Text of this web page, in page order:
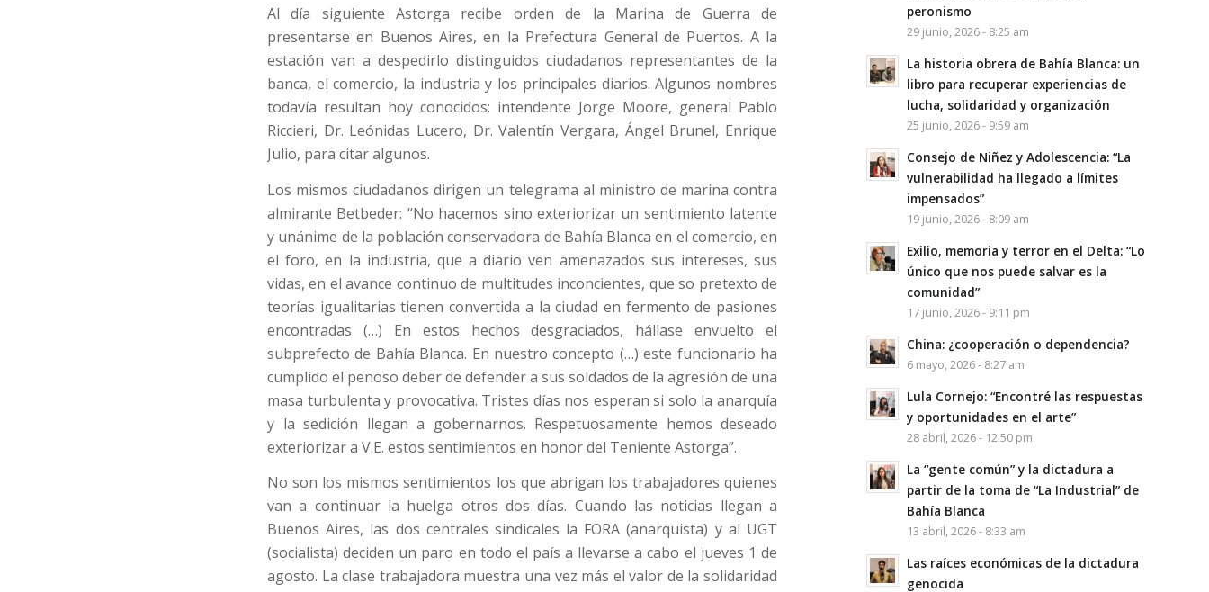
Al día siguiente Astorga recibe orden de la Marina de Guerra de
presentarse en Buenos Aires, en la Prefectura General de Puertos. A la
estación van a despedirlo distinguidos ciudadanos representantes de la
banca, el comercio, la industria y los principales diarios. Algunos nombres
todavía resultan hoy conocidos: intendente Jorge Moore, general Pablo
Riccieri, Dr. Leónidas Lucero, Dr. Valentín Vergara, Ángel Brunel, Enrique
Julio, para citar algunos.
Los mismos ciudadanos dirigen un telegrama al ministro de marina contra
almirante Betbeder: “No hacemos sino exteriorizar un sentimiento latente
y unánime de la población conservadora de Bahía Blanca en el comercio, en
el foro, en la industria, que a diario ven amenazados sus intereses, sus
vidas, en el avance continuo de multitudes inconcientes, que so pretexto de
teorías igualitarias tienen convertida a la ciudad en fermento de pasiones
encontradas (…) En estos hechos desgraciados, hállase envuelto el
subprefecto de Bahía Blanca. En nuestro concepto (…) este funcionario ha
cumplido el penoso deber de defender a sus soldados de la agresión de una
masa turbulenta y provocativa. Tristes días nos esperan si solo la anarquía
y la sedición llegan a gobernarnos. Respetuosamente hemos deseado
exteriorizar a V.E. estos sentimientos en honor del Teniente Astorga”.
No son los mismos sentimientos los que abrigan los trabajadores quienes
van a continuar la huelga otros dos días. Cuando las noticias llegan a
Buenos Aires, las dos centrales sindicales la FORA (anarquista) y al UGT
(socialista) deciden un paro en todo el país a llevarse a cabo el jueves 1 de
agosto. La clase trabajadora muestra una vez más el valor de la solidaridad
peronismo
29 junio, 2026 - 8:25 am
La historia obrera de Bahía Blanca: un
libro para recuperar experiencias de
lucha, solidaridad y organización
25 junio, 2026 - 9:59 am
Consejo de Niñez y Adolescencia: “La
vulnerabilidad ha llegado a límites
impensados”
19 junio, 2026 - 8:09 am
Exilio, memoria y terror en el Delta: “Lo
único que nos puede salvar es la
comunidad”
17 junio, 2026 - 9:11 pm
China: ¿cooperación o dependencia?
6 mayo, 2026 - 8:27 am
Lula Cornejo: “Encontré las respuestas
y oportunidades en el arte”
28 abril, 2026 - 12:50 pm
La “gente común” y la dictadura a
partir de la toma de “La Industrial” de
Bahía Blanca
13 abril, 2026 - 8:33 am
Las raíces económicas de la dictadura
genocida